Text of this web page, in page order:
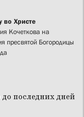
во Христе
Кочеткова на
пресвятой Богородицы